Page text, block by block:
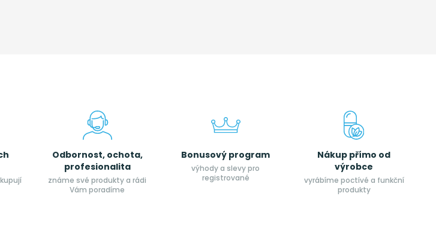
Odbornost, ochota,
profesionalita
známe své produkty a rádi
Vám poradíme
Bonusový program
výhody a slevy pro
registrované
Nákup přímo od
výrobce
vyrábíme poctívé a funkční
produkty